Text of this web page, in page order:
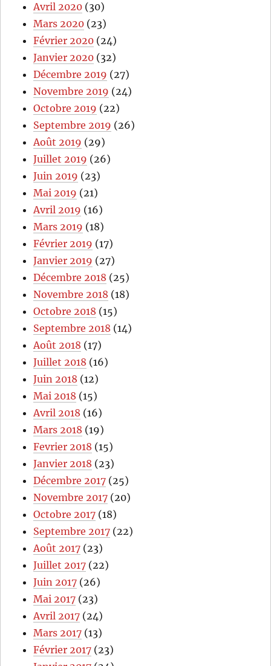
Avril 2020 (30)
Mars 2020 (23)
Février 2020 (24)
Janvier 2020 (32)
Décembre 2019 (27)
Novembre 2019 (24)
Octobre 2019 (22)
Septembre 2019 (26)
Août 2019 (29)
Juillet 2019 (26)
Juin 2019 (23)
Mai 2019 (21)
Avril 2019 (16)
Mars 2019 (18)
Février 2019 (17)
Janvier 2019 (27)
Décembre 2018 (25)
Novembre 2018 (18)
Octobre 2018 (15)
Septembre 2018 (14)
Août 2018 (17)
Juillet 2018 (16)
Juin 2018 (12)
Mai 2018 (15)
Avril 2018 (16)
Mars 2018 (19)
Fevrier 2018 (15)
Janvier 2018 (23)
Décembre 2017 (25)
Novembre 2017 (20)
Octobre 2017 (18)
Septembre 2017 (22)
Août 2017 (23)
Juillet 2017 (22)
Juin 2017 (26)
Mai 2017 (23)
Avril 2017 (24)
Mars 2017 (13)
Février 2017 (23)